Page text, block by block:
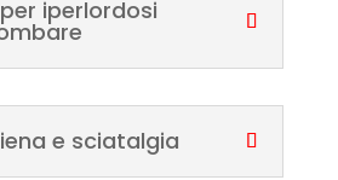
iperlordosi
e sciatalgia